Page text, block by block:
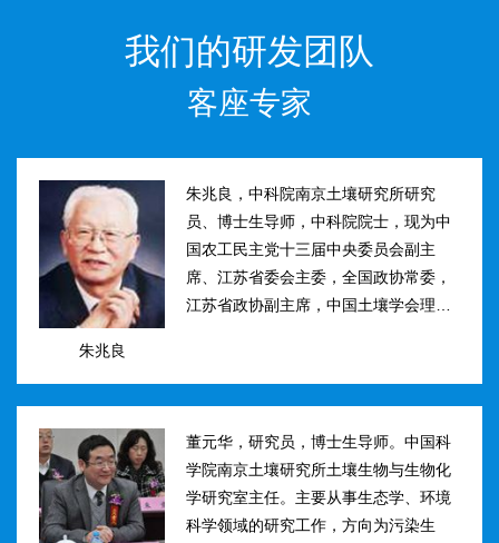
我们的研发团队
客座专家
朱兆良
朱兆良，中科院南京土壤研究所研究
员、博士生导师，中科院院士，现为中
国农工民主党十三届中央委员会副主
席、江苏省委会主委，全国政协常委，
江苏省政协副主席，中国土壤学会理事
国家、中科院、江苏省科技进步奖和自
董元华，研究员，博士生导师。中国科
学院南京土壤研究所土壤生物与生物化
学研究室主任。主要从事生态学、环境
科学领域的研究工作，方向为污染生